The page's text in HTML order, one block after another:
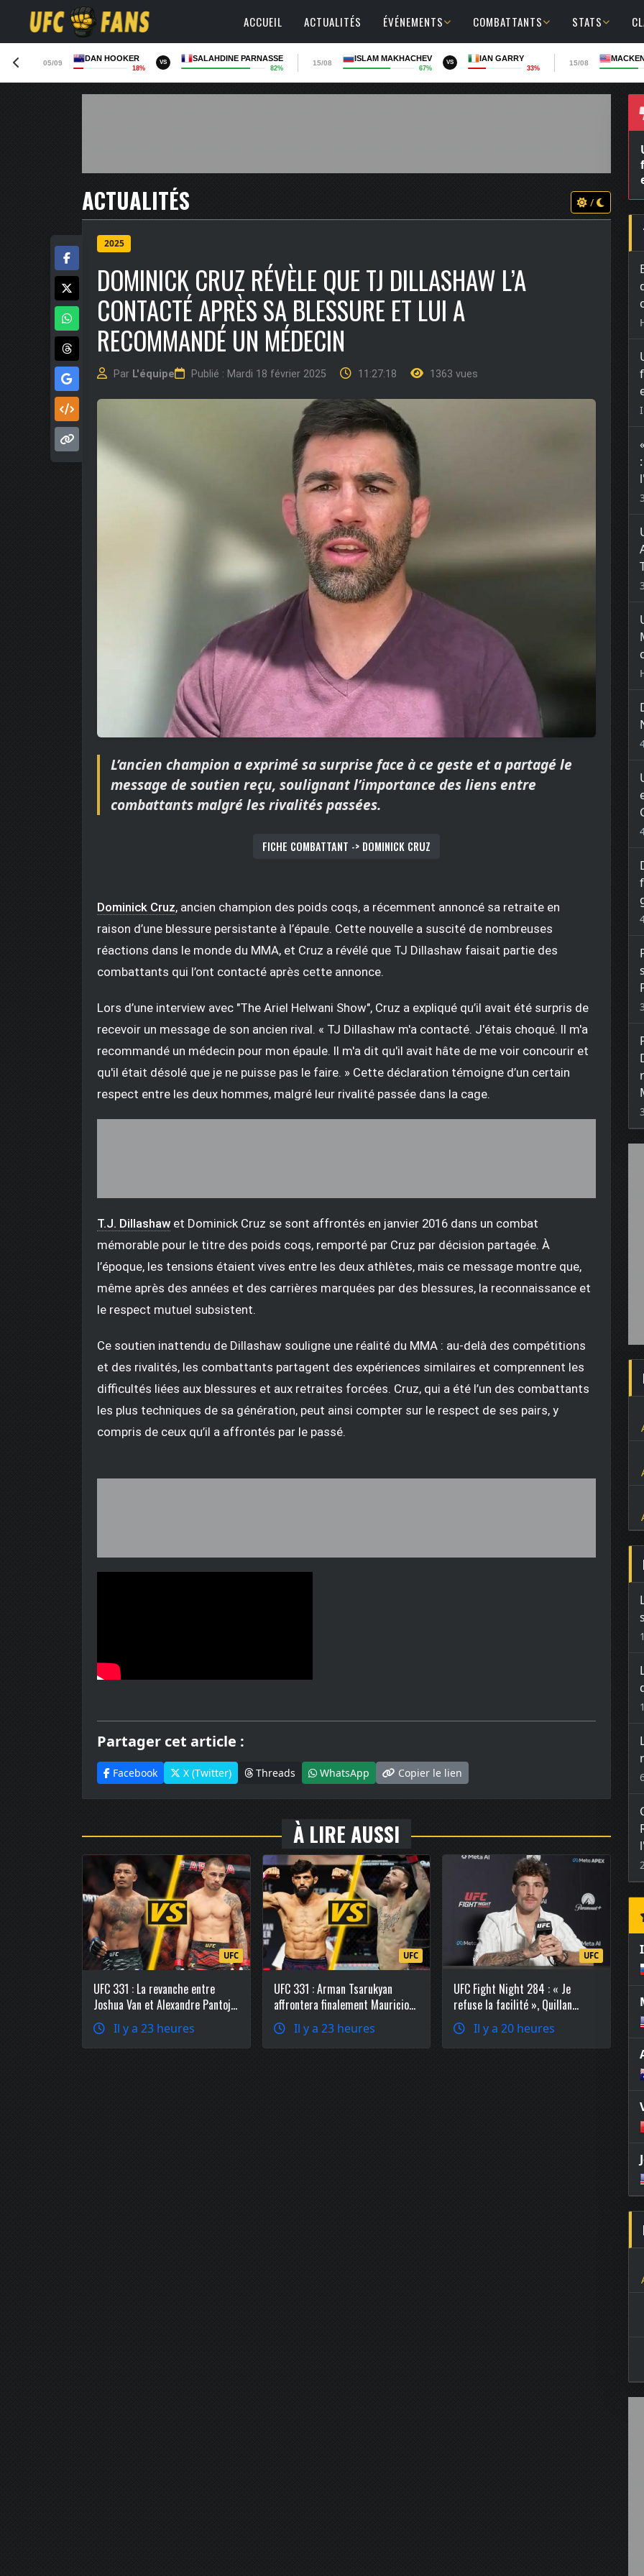
ACCUEIL ACTUALITÉS ÉVÉNEMENTS COMBATTANTS STATS
05/09
DAN HOOKER
18%
VS SALAHDINE PARNASSE
82%
15/08
ISLAM MAKHACHEV
67%
VS IAN GARRY
33%
15/08
ACTUALITÉS /
2025
DOMINICK CRUZ RÉVÈLE QUE TJ DILLASHAW L’A
CONTACTÉ APRÈS SA BLESSURE ET LUI A
RECOMMANDÉ UN MÉDECIN
Par L'équipe Publié : Mardi 18 février 2025 11:27:18 1363 vues
L’ancien champion a exprimé sa surprise face à ce geste et a partagé le
message de soutien reçu, soulignant l’importance des liens entre
combattants malgré les rivalités passées.
FICHE COMBATTANT -> DOMINICK CRUZ
Dominick Cruz, ancien champion des poids coqs, a récemment annoncé sa retraite en
raison d’une blessure persistante à l’épaule. Cette nouvelle a suscité de nombreuses
réactions dans le monde du MMA, et Cruz a révélé que TJ Dillashaw faisait partie des
combattants qui l’ont contacté après cette annonce.
Lors d’une interview avec "The Ariel Helwani Show", Cruz a expliqué qu’il avait été surpris de
recevoir un message de son ancien rival. « TJ Dillashaw m'a contacté. J'étais choqué. Il m'a
recommandé un médecin pour mon épaule. Il m'a dit qu'il avait hâte de me voir concourir et
qu'il était désolé que je ne puisse pas le faire. » Cette déclaration témoigne d’un certain
respect entre les deux hommes, malgré leur rivalité passée dans la cage.
T.J. Dillashaw et Dominick Cruz se sont affrontés en janvier 2016 dans un combat
mémorable pour le titre des poids coqs, remporté par Cruz par décision partagée. À
l’époque, les tensions étaient vives entre les deux athlètes, mais ce message montre que,
même après des années et des carrières marquées par des blessures, la reconnaissance et
le respect mutuel subsistent.
Ce soutien inattendu de Dillashaw souligne une réalité du MMA : au-delà des compétitions
et des rivalités, les combattants partagent des expériences similaires et comprennent les
difficultés liées aux blessures et aux retraites forcées. Cruz, qui a été l’un des combattants
les plus techniques de sa génération, peut ainsi compter sur le respect de ses pairs, y
compris de ceux qu’il a affrontés par le passé.
Partager cet article :
Facebook X (Twitter) Threads WhatsApp Copier le lien
À LIRE AUSSI
UFC
UFC 331 : La revanche entre
Joshua Van et Alexandre Pantoja
officialisée chez les poids
mouchesIl y a 23 heures
UFC
UFC 331 : Arman Tsarukyan
affrontera finalement Mauricio
Ruffy en co-main event
Il y a 23 heures
UFC
UFC Fight Night 284 : « Je
refuse la facilité », Quillan
Salkilld explique pourquoi il a
réclamé Mateusz Gamrot
Il y a 20 heures